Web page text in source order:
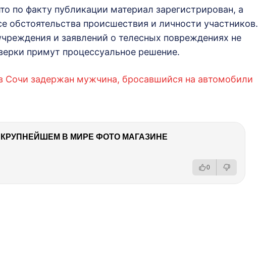
по факту публикации материал зарегистрирован, а
обстоятельства происшествия и личности участников.
и заявлений о телесных повреждениях не
примут процессуальное решение.
Сочи задержан мужчина, бросавшийся на автомобили
КРУПНЕЙШЕМ В МИРЕ ФОТО МАГАЗИНЕ
0